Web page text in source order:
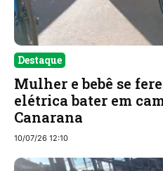
Destaque
Mulher e bebê se
elétrica bater em
Canarana
10/07/26 12:10